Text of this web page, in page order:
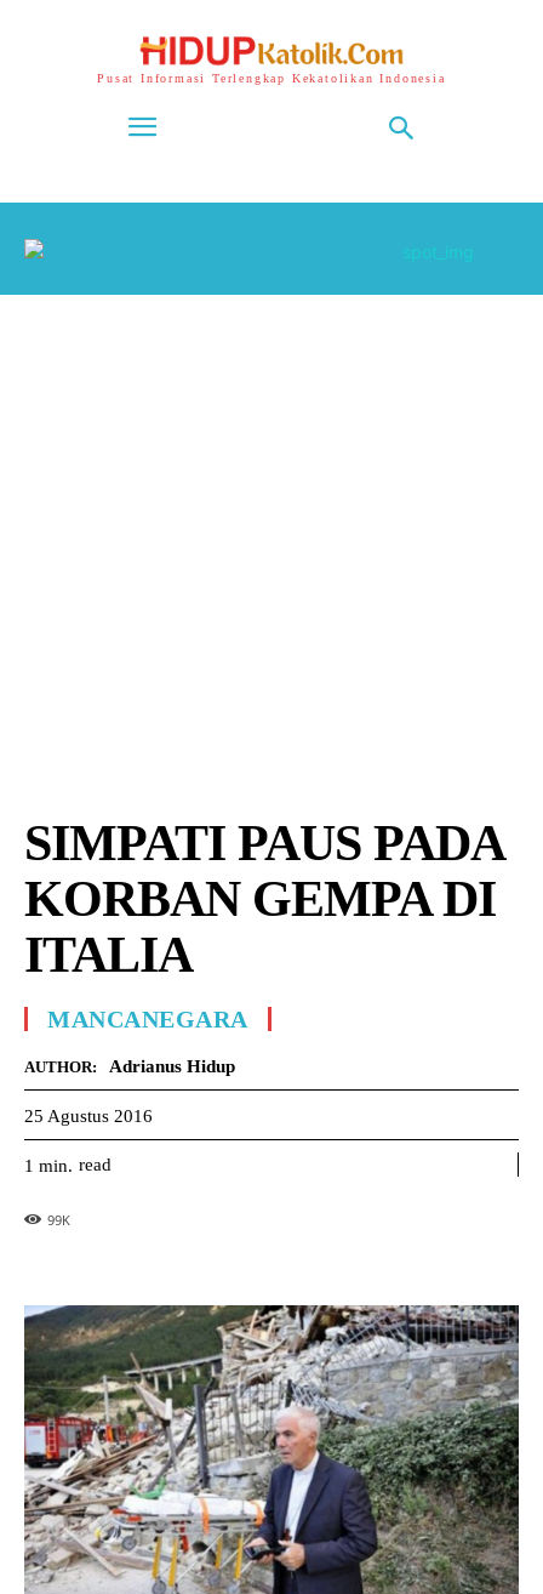
Pusat Informasi Terlengkap Kekatolikan Indonesia
SIMPATI PAUS PADA
KORBAN GEMPA DI
ITALIA
MANCANEGARA
AUTHOR: Adrianus Hidup
25 Agustus 2016
1 min. read
99K